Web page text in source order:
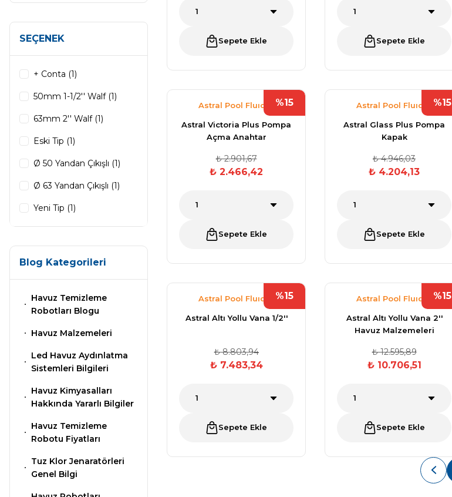
Kimyasalları
Wtr Havuz Kimyasalları Setleri
Yosun Öldürücü
Selenoid
Havuz Kimyasalları
Alkalinite Düşürücü
Ayak Dezenfektanı
e Pool Expert
Havuz Filtre
Temizleyici
Pool Havuz Kimyasalları
Havuz Isıtma
Sistemleri
Panoları
Şelaleleri Su Perdeleri
Endüstriyel Blower
Havuz Duş Sistemleri
Chasing Poolmate Havuz Robotu Yedek
SEÇENEK
+ Conta (1)
50mm 1-1/2'' Walf (1)
63mm 2'' Walf (1)
Eski Tip (1)
Ø 50 Yandan Çıkışlı (1)
Ø 63 Yandan Çıkışlı (1)
Yeni Tip (1)
Blog Kategorileri
Havuz Temizleme
Robotları Blogu
Havuz Malzemeleri
Led Havuz Aydınlatma
Sistemleri Bilgileri
Havuz Kimyasalları
Hakkında Yararlı Bilgiler
Havuz Temizleme
Robotu Fiyatları
Tuz Klor Jenaratörleri
Genel Bilgi
Sepete Ekle Sepete Ekle
%15
Astral Pool Fluıdra
Astral Victoria Plus Pompa
Açma Anahtar
₺ 2.901,67
₺ 2.466,42
Sepete Ekle
%15
Astral Pool Fluıdra
Astral Glass Plus Pompa
Kapak
₺ 4.946,03
₺ 4.204,13
Sepete Ekle
%15
Astral Pool Fluıdra
Astral Altı Yollu Vana 1/2''
₺ 8.803,94
₺ 7.483,34
Sepete Ekle
%15
Astral Pool Fluıdra
Astral Altı Yollu Vana 2''
Havuz Malzemeleri
₺ 12.595,89
₺ 10.706,51
Sepete Ekle